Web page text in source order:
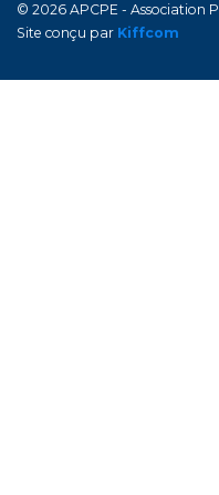
© 2026 APCPE - Association
Site conçu par Kiffcom